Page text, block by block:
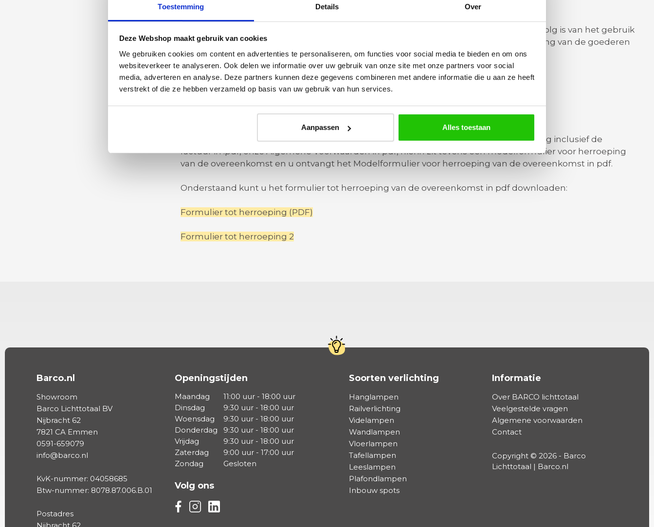
Toestemming Details Over
Deze Webshop maakt gebruik van cookies
We gebruiken cookies om content en advertenties te personaliseren, om functies voor social media te bieden en om ons
websiteverkeer te analyseren. Ook delen we informatie over uw gebruik van onze site met onze partners voor social
media, adverteren en analyse. Deze partners kunnen deze gegevens combineren met andere informatie die u aan ze heeft
verstrekt of die ze hebben verzameld op basis van uw gebruik van hun services.
Aanpassen Alles toestaan
De directe kosten van het terugzenden van de goederen komen voor uw rekening.
U bent alleen aansprakelijk voor de waardevermindering van de goederen die het gevolg is van het gebruik
van de goederen, dat verder gaat dan nodig is om de aard, de kenmerken en de werking van de goederen
vast te stellen.
Ons retouradres is:
Barco Lichttotaal
U ontvangt na tot stand komen van de overeenkomst via de e-mail de orderbevestiging inclusief de
factuur in .pdf, onze Algemene Voorwaarden in pdf, hierin zit tevens een modelformulier voor herroeping
van de overeenkomst en u ontvangt het Modelformulier voor herroeping van de overeenkomst in pdf.
Onderstaand kunt u het formulier tot herroeping van de overeenkomst in pdf downloaden:
Formulier tot herroeping (PDF)
Formulier tot herroeping 2
Barco.nl
Showroom
Barco Lichttotaal BV
Nijbracht 62
7821 CA Emmen
0591-659079
info@barco.nl
KvK-nummer: 04058685
Btw-nummer: 8078.87.006.B.01
Postadres
Openingstijden
Maandag
11:00 uur - 18:00 uur
Dinsdag
9:30 uur - 18:00 uur
Woensdag
9:30 uur - 18:00 uur
Donderdag
9:30 uur - 18:00 uur
Vrijdag
9:30 uur - 18:00 uur
Zaterdag
9:00 uur - 17:00 uur
Zondag
Gesloten
Volg ons
Volg ons via Facebook
Volg ons via Instagram
Volg ons via Linkedin
Soorten verlichting
Hanglampen
Railverlichting
Videlampen
Wandlampen
Vloerlampen
Tafellampen
Leeslampen
Plafondlampen
Inbouw spots
Informatie
Over BARCO lichttotaal
Veelgestelde vragen
Algemene voorwaarden
Contact
Copyright © 2026 - Barco
Lichttotaal | Barco.nl